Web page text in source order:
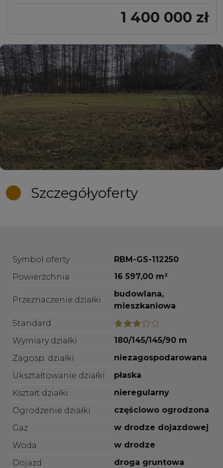
1 400 000 zł
Szczegółyoferty
Symbol oferty
RBM-GS-112250
Powierzchnia
16 597,00 m²
Przeznaczenie działki
budowlana,
mieszkaniowa
Standard
Wymiary działki
180/145/145/90 m
Zagosp. działki
niezagospodarowana
Ukształtowanie działki
płaska
Kształt działki
nieregularny
Ogrodzenie działki
częściowo ogrodzona
Gaz
w drodze dojazdowej
Woda
w drodze
Dojazd
droga gruntowa